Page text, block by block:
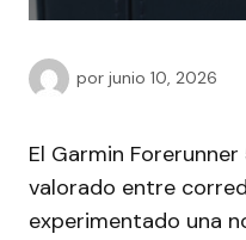
por junio 10, 2026
El Garmin
valorado entre
experimentado una